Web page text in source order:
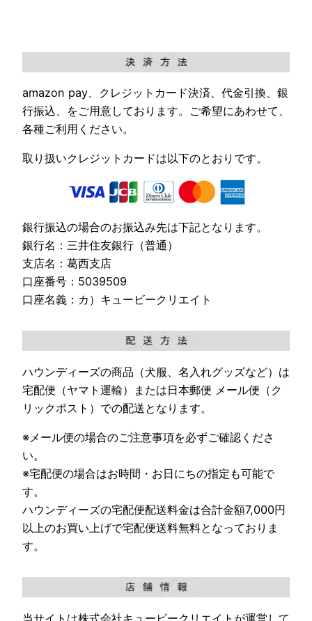
amazon pay、クレジットカード決済、代金引換、銀
行振込、をご用意しております。ご希望にあわせて、
各種ご利用ください。
取り扱いクレジットカードは以下のとおりです。
銀行振込の場合のお振込み先は下記となります。
銀行名：三井住友銀行（普通）
支店名：葛西支店
口座番号：5039509
口座名義：カ）キュービークリエイト
ハウンディーズの商品（犬服、名入れグッズなど）は
宅配便（ヤマト運輸）または日本郵便 メール便（ク
リックポスト）での配送となります。
※メール便の場合のご注意事項を必ずご確認くださ
い。
※宅配便の場合はお時間・お日にちの指定も可能で
す。
ハウンディーズの宅配便配送料金は合計金額7,000円
以上のお買い上げで宅配便送料無料となっておりま
す。
当サイトは株式会社キュービークリエイトが運営して